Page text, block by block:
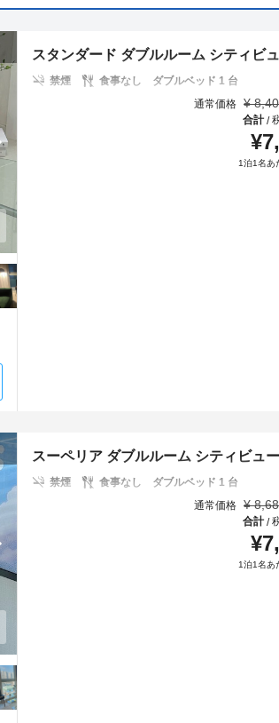
スタンダード ダブルルーム シティビ
禁煙 食事なし
ダブルベッド 1 台
通常価格 ¥
合計/
¥
1泊1名あ
スーペリア ダブルルーム シティビュー
禁煙 食事なし
ダブルベッド 1 台
通常価格 ¥
合計/
¥
1泊1名あ